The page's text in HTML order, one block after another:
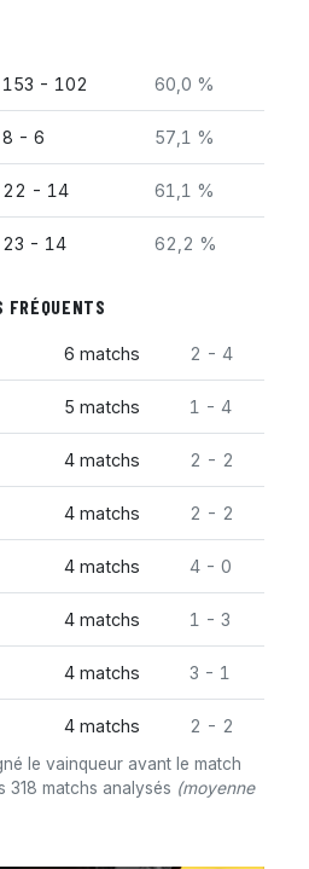
153 - 102 60,0 %
8 - 6 57,1 %
22 - 14 61,1 %
23 - 14 62,2 %
FRÉQUENTS
6 matchs 2 - 4
5 matchs 1 - 4
4 matchs 2 - 2
4 matchs 2 - 2
4 matchs 4 - 0
4 matchs 1 - 3
4 matchs 3 - 1
4 matchs 2 - 2
le vainqueur avant le match
318 matchs analysés (moyenne